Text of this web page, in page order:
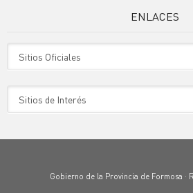
ENLACES
Gobierno de la Provincia de Formosa ·